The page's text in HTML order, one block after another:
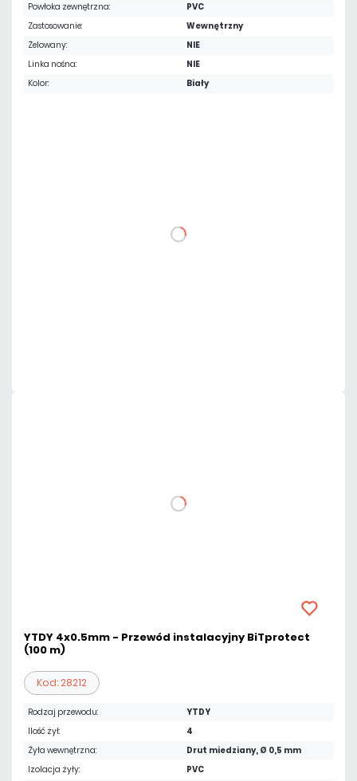
Powłoka zewnętrzna:
PVC
Zastosowanie:
Wewnętrzny
Żelowany:
NIE
Linka nośna:
NIE
Kolor:
Biały
YTDY 4x0.5mm - Przewód instalacyjny BiTprotect
(100 m)
Kod: 28212
Rodzaj przewodu:
YTDY
Ilość żył:
4
Żyła wewnętrzna:
Drut miedziany, Ø 0,5 mm
Izolacja żyły:
PVC